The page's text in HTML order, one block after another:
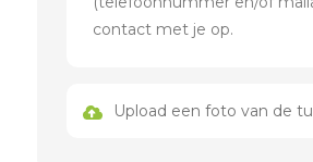
Upload een foto van de